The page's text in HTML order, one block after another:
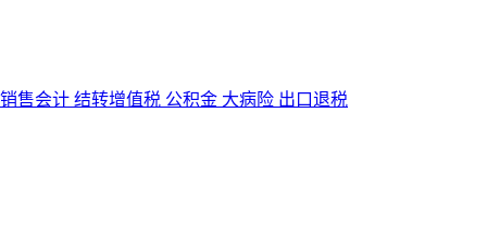
销售会计 结转增值税 公积金 大病险 出口退税